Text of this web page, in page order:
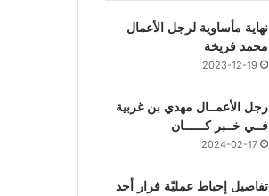
نهاية مأساوية لرجل الأعمال
محمد فريخة
2023-12-19
رجل الأعمــال مهدي بن غربية
فــي خــبر كــــــان
2024-02-17
تفاصيل إحباط عمليّة فرار أحد